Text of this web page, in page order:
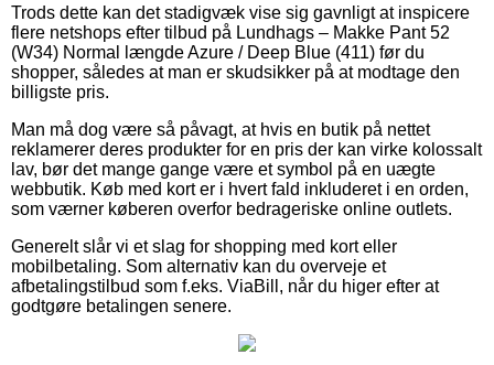
Trods dette kan det stadigvæk vise sig gavnligt at inspicere
flere netshops efter tilbud på Lundhags – Makke Pant 52
(W34) Normal længde Azure / Deep Blue (411) før du
shopper, således at man er skudsikker på at modtage den
billigste pris.
Man må dog være så påvagt, at hvis en butik på nettet
reklamerer deres produkter for en pris der kan virke kolossalt
lav, bør det mange gange være et symbol på en uægte
webbutik. Køb med kort er i hvert fald inkluderet i en orden,
som værner køberen overfor bedrageriske online outlets.
Generelt slår vi et slag for shopping med kort eller
mobilbetaling. Som alternativ kan du overveje et
afbetalingstilbud som f.eks. ViaBill, når du higer efter at
godtgøre betalingen senere.